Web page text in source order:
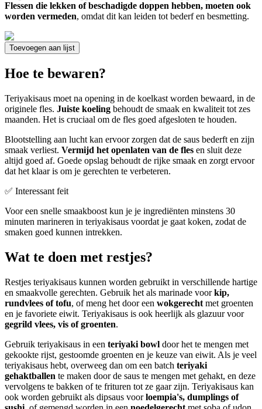
Flessen die lekken of beschadigde doppen hebben, moeten ook
worden vermeden, omdat dit kan leiden tot bederf en besmetting.
Toevoegen aan lijst
Hoe te bewaren?
Teriyakisaus moet na opening in de koelkast worden bewaard, in de
originele fles. Juiste koeling behoudt de smaak en kwaliteit tot zes
maanden. Het is cruciaal om de fles goed afgesloten te houden.
Blootstelling aan lucht kan ervoor zorgen dat de saus bederft en zijn
smaak verliest. Vermijd het openlaten van de fles en sluit deze
altijd goed af. Goede opslag behoudt de rijke smaak en zorgt ervoor
dat het klaar is om je gerechten te verbeteren.
✅ Interessant feit
Voor een snelle smaakboost kun je je ingrediënten minstens 30
minuten marineren in teriyakisaus voordat je gaat koken, zodat de
smaken goed kunnen intrekken.
Wat te doen met restjes?
Restjes teriyakisaus kunnen worden gebruikt in verschillende hartige
en smaakvolle gerechten. Gebruik het als marinade voorkip,
rundvlees of tofu, of meng het door een wokgerecht met groenten
en je favoriete eiwit. Teriyakisaus is ook heerlijk als glazuur voor
gegrild vlees, vis of groenten.
Gebruik teriyakisaus in een teriyaki bowl door het te mengen met
gekookte rijst, gestoomde groenten en je keuze van eiwit. Als je veel
teriyakisaus hebt, overweeg dan om een batch teriyaki
gehaktballen te maken door de saus te mengen met gehakt, en deze
vervolgens te bakken of te frituren tot ze gaar zijn. Teriyakisaus kan
ook worden gebruikt als dipsaus voorloempia's, dumplings of